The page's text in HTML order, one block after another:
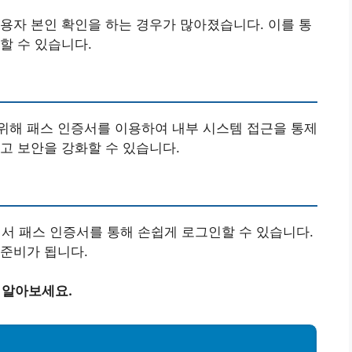
자 본인 확인을 하는 경우가 많아졌습니다. 이를 통
수 있습니다.
패스 인증서를 이용하여 내부 시스템 접근을 통제
보안을 강화할 수 있습니다.
패스 인증서를 통해 손쉽게 로그인할 수 있습니다.
비가 됩니다.
아보세요.